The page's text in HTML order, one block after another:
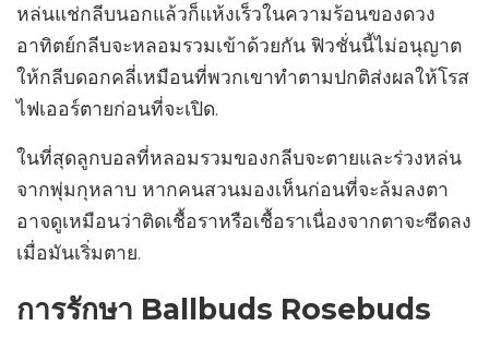
หล่นแช่กลีบนอกแล้วก็แห้งเร็วในความร้อนของดวง
อาทิตย์กลีบจะหลอมรวมเข้าด้วยกัน ฟิวชั่นนี้ไม่อนุญาต
ให้กลีบดอกคลี่เหมือนที่พวกเขาทำตามปกติส่งผลให้โรส
ไฟเออร์ตายก่อนที่จะเปิด.
ในที่สุดลูกบอลที่หลอมรวมของกลีบจะตายและร่วงหล่น
จากพุ่มกุหลาบ หากคนสวนมองเห็นก่อนที่จะล้มลงตา
อาจดูเหมือนว่าติดเชื้อราหรือเชื้อราเนื่องจากตาจะซีดลง
เมื่อมันเริ่มตาย.
การรักษา Ballbuds Rosebuds